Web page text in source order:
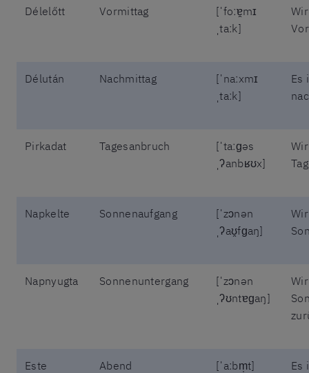
Délelőtt Vormittag
[ˈfoːɐ̯mɪ
ˌtaːk]
Délután Nachmittag
[ˈnaːxmɪ
ˌtaːk]
Es
Pirkadat Tagesanbruch
[ˈtaːɡəs
ˌʔanbʁʊx]
Napkelte Sonnenaufgang
[ˈzɔnən
ˌʔaʊ̯fɡaŋ]
Napnyugta Sonnenuntergang
[ˈzɔnən
ˌʔʊntɐɡaŋ]
Este Abend [ˈaːbm̩t]
Es